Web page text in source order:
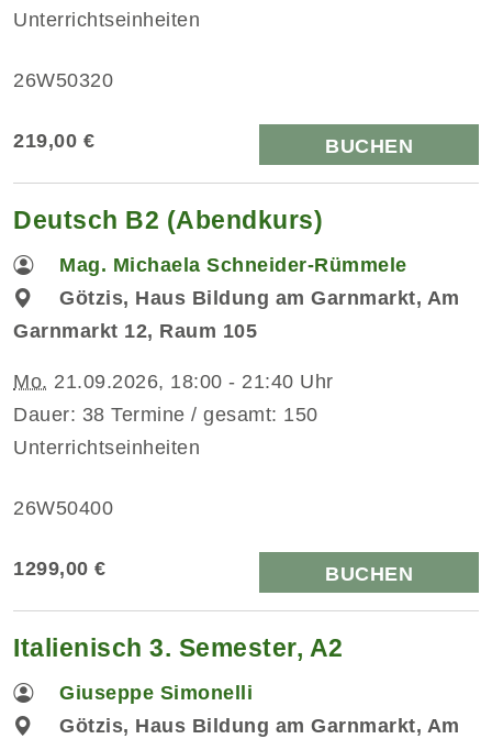
Unterrichtseinheiten
26W50320
219,00 € BUCHEN
Deutsch B2 (Abendkurs)
Mag. Michaela Schneider-Rümmele
Götzis, Haus Bildung am Garnmarkt, Am
Garnmarkt 12, Raum 105
Mo. 21.09.2026, 18:00 - 21:40 Uhr
Dauer: 38 Termine / gesamt: 150
Unterrichtseinheiten
26W50400
1299,00 € BUCHEN
Italienisch 3. Semester, A2
Giuseppe Simonelli
Götzis, Haus Bildung am Garnmarkt, Am